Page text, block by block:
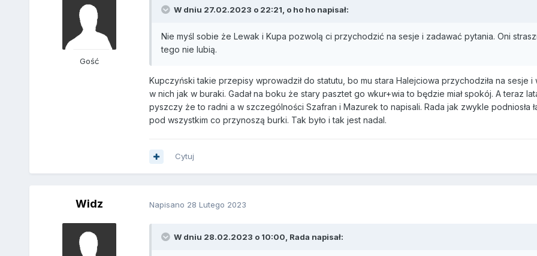
Gość
W dniu 27.02.2023 o 22:21, o ho ho napisał:
Nie myśl sobie że Lewak i Kupa pozwolą ci przychodzić na sesje i zadawać pytania. Oni
tego nie lubią.
Kupczyński takie przepisy wprowadził do statutu, bo mu stara Halejciowa przychodziła na sesje i
w nich jak w buraki. Gadał na boku że stary pasztet go wkur+wia to będzie miał spokój. A teraz
pyszczy że to radni a w szczególności Szafran i Mazurek to napisali. Rada jak zwykle podniosła
pod wszystkim co przynoszą burki. Tak było i tak jest nadal.
Cytuj
Widz Napisano 28 Lutego 2023
W dniu 28.02.2023 o 10:00, Rada napisał: